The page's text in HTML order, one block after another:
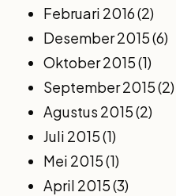
Februari 2016(2)
Desember 2015(6)
Oktober 2015(1)
September 2015(2)
Agustus 2015(2)
Juli 2015(1)
Mei 2015(1)
April 2015(3)